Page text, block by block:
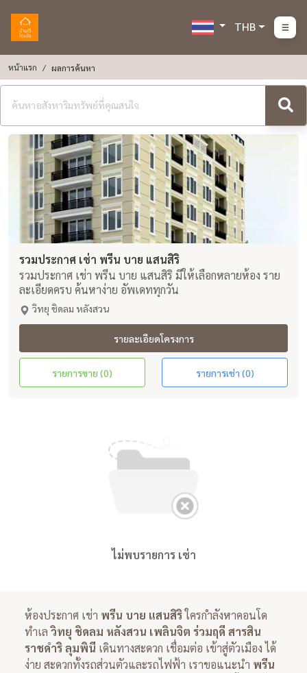
THB
หน้าแรก ผลการค้นหา
รวมประกาศ เช่า พรีน บาย แสนสิริ
รวมประกาศ เช่า พรีน บาย แสนสิริ มีให้เลือกหลายห้อง ราย
ละเอียดครบ ค้นหาง่าย อัพเดททุกวัน
วิทยุ ชิดลม หลังสวน
รายละเอียดโครงการ
รายการขาย (0) รายการเช่า (0)
ไม่พบรายการ เช่า
ห้องประกาศ เช่า พรีน บาย แสนสิริใครกำลังหาคอนโด
ทำเลวิทยุ ชิดลม หลังสวน เพลินจิต ร่วมฤดี สารสิน
ราชดำริ ลุมพินี เดินทางสะดวก เชื่อมต่อ เข้าสู่ตัวเมือง ได้
ง่าย สะดวกทั้งรถส่วนตัวและรถไฟฟ้า เราขอแนะนำ พรีน